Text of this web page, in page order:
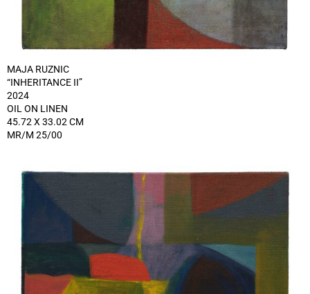
MAJA RUZNIC
“INHERITANCE II”
2024
OIL ON LINEN
45.72 X 33.02 CM
MR/M 25/00